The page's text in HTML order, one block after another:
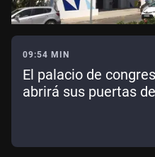
09:54 MIN
El palacio de
abrirá sus puertas